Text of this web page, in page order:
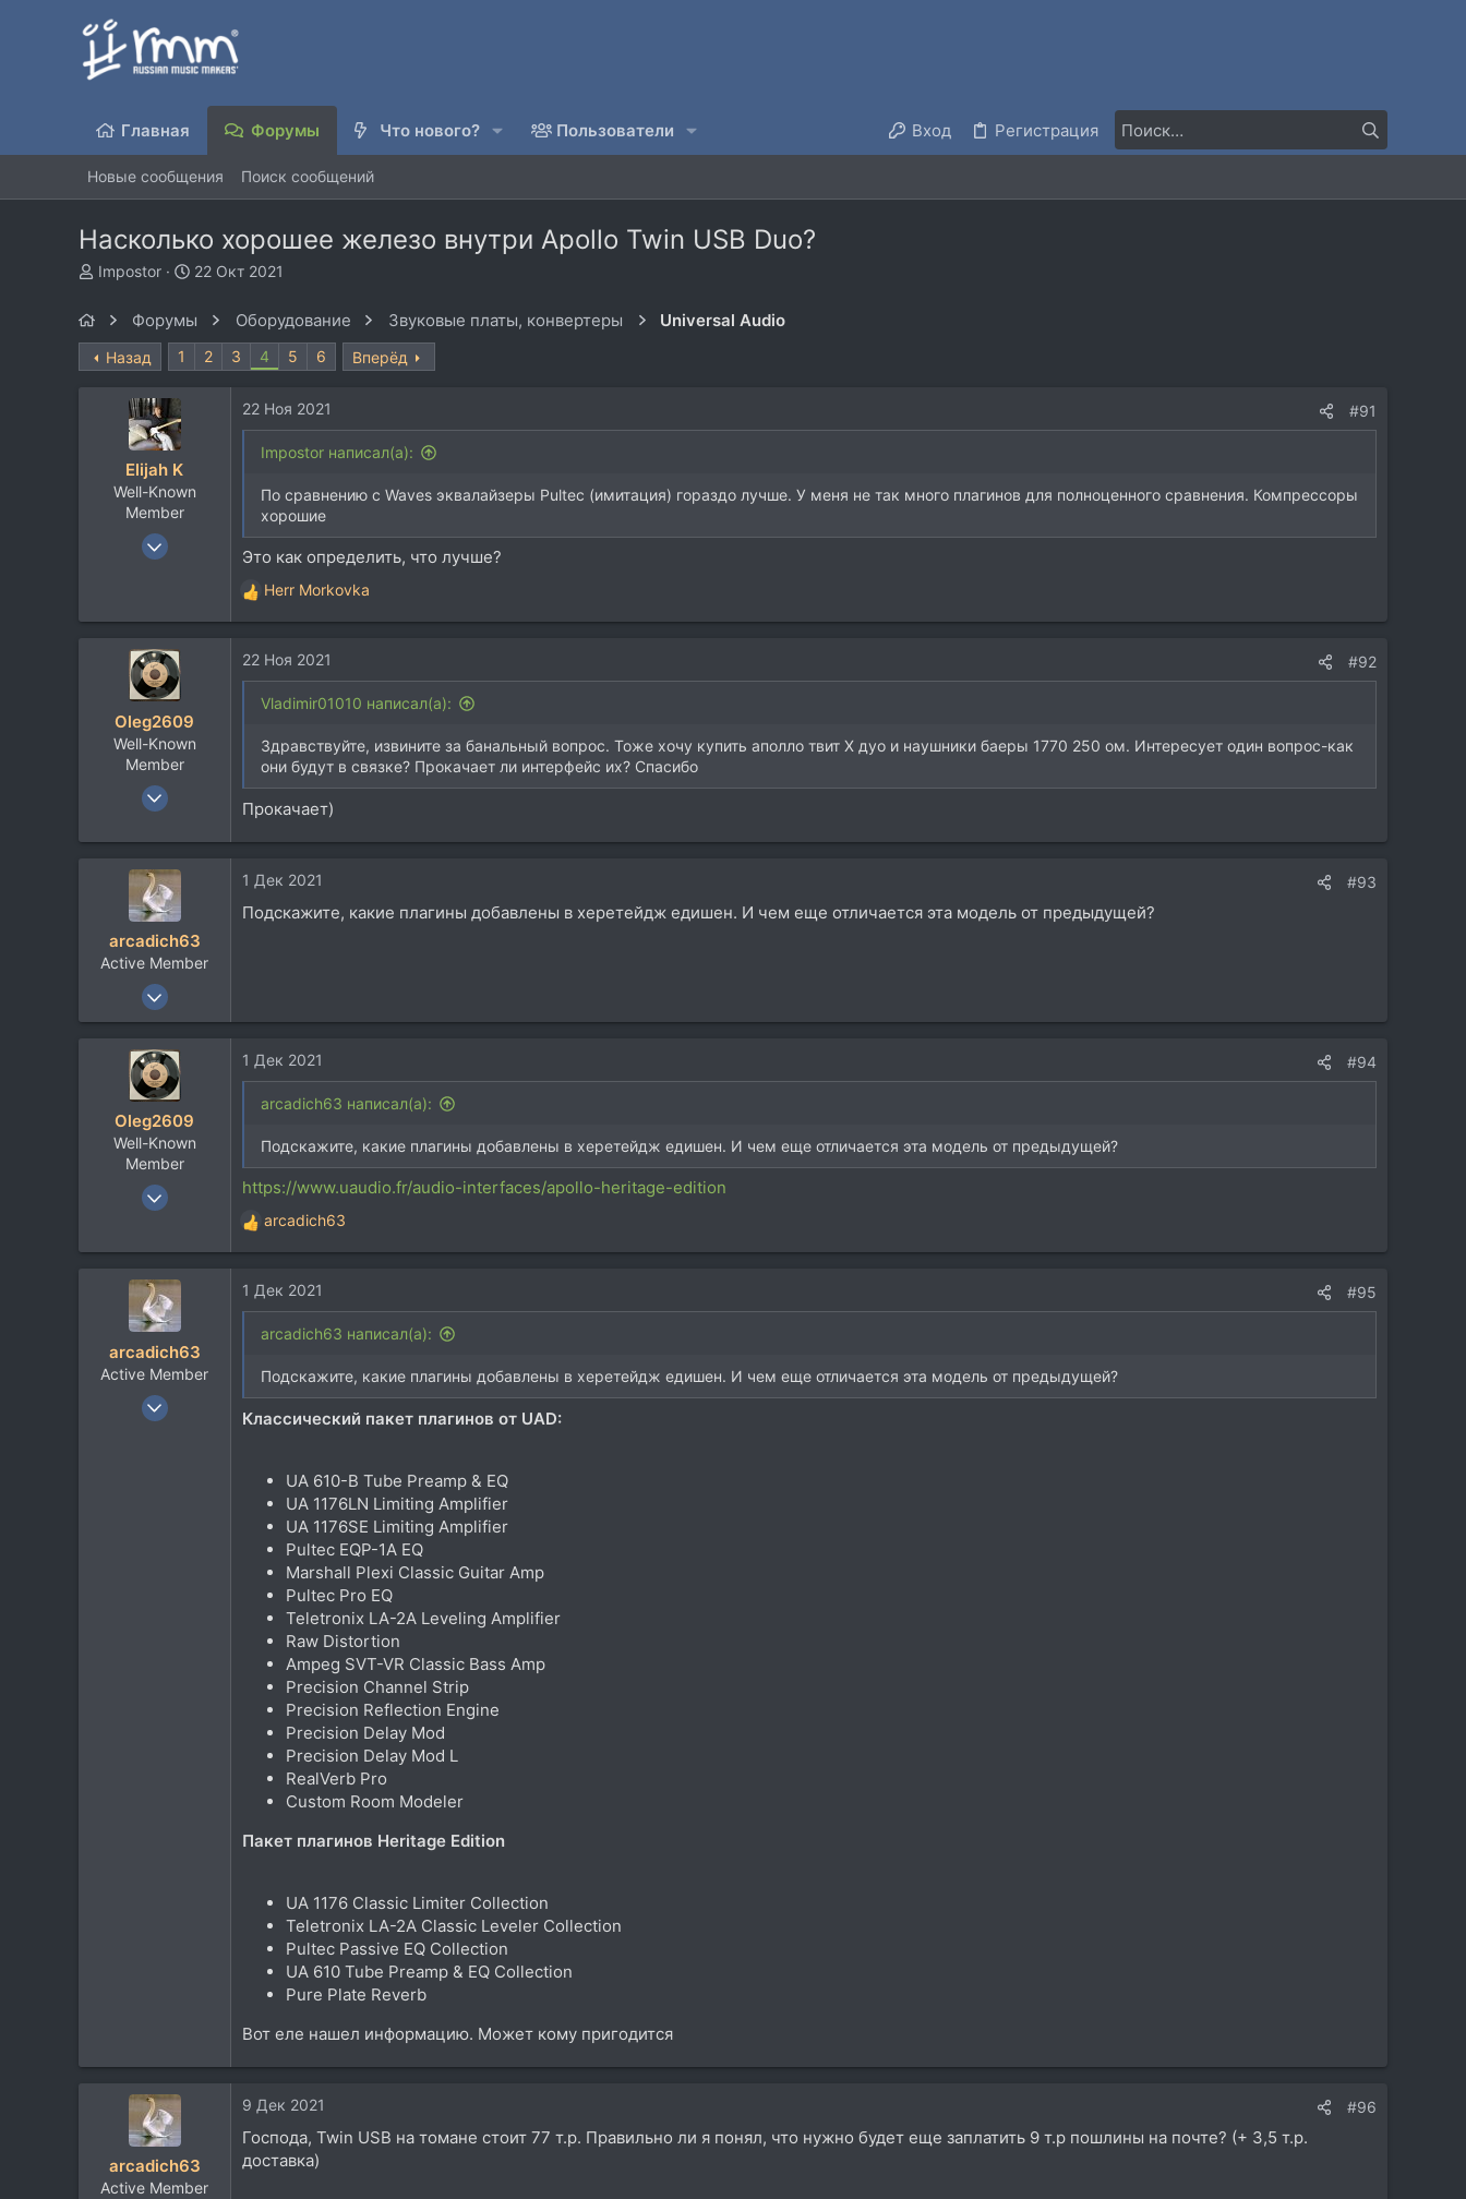
Главная Форумы Что нового? Пользователи Вход Регистрация
Новые сообщения Поиск сообщений
Насколько хорошее железо внутри Apollo Twin USB Duo?
А
р
т
Impostor
Д
а
а
22 Окт 2021
Форумы Оборудование Звуковые платы, конвертеры Universal Audio
Назад 1 2 3 4 5 6 Вперёд
Elijah K
Well-Known
Member
25 Дек 2017
113
Тамбов
22 Ноя 2021 #91
Impostor написал(а):
По сравнению с Waves эквалайзеры Pultec (имитация) гораздо лучше. У меня не так много плагинов для полноценного сравнения. Компрессоры
хорошие
Это как определить, что лучше?
Р
е
к
ц
Herr Morkovka
Oleg2609
Well-Known
Member
12 Мар 2018
1.055
22 Ноя 2021 #92
Vladimir01010 написал(а):
Здравствуйте, извините за банальный вопрос. Тоже хочу купить аполло твит Х дуо и наушники баеры 1770 250 ом. Интересует один вопрос-как
они будут в связке? Прокачает ли интерфейс их? Спасибо
Прокачает)
arcadich63
Active Member
20 Июн 2013
самара
1 Дек 2021 #93
Подскажите, какие плагины добавлены в херетейдж едишен. И чем еще отличается эта модель от предыдущей?
Oleg2609
Well-Known
Member
12 Мар 2018
113
1 Дек 2021 #94
arcadich63 написал(а):
Подскажите, какие плагины добавлены в херетейдж едишен. И чем еще отличается эта модель от предыдущей?
https://www.uaudio.fr/audio-interfaces/apollo-heritage-edition
Р
е
к
ц
arcadich63
arcadich63
Active Member
20 Июн 2013
1 Дек 2021 #95
arcadich63 написал(а):
Подскажите, какие плагины добавлены в херетейдж едишен. И чем еще отличается эта модель от предыдущей?
Классический пакет плагинов от UAD:
UA 610-B Tube Preamp & EQ
UA 1176LN Limiting Amplifier
UA 1176SE Limiting Amplifier
Pultec EQP-1A EQ
Marshall Plexi Classic Guitar Amp
Pultec Pro EQ
Teletronix LA-2A Leveling Amplifier
Raw Distortion
Ampeg SVT-VR Classic Bass Amp
Precision Channel Strip
Precision Reflection Engine
Precision Delay Mod
Precision Delay Mod L
RealVerb Pro
Custom Room Modeler
Пакет плагинов Heritage Edition
UA 1176 Classic Limiter Collection
Teletronix LA-2A Classic Leveler Collection
Pultec Passive EQ Collection
UA 610 Tube Preamp & EQ Collection
Pure Plate Reverb
Вот еле нашел информацию. Может кому пригодится
arcadich63
Active Member
9 Дек 2021 #96
Господа, Twin USB на томане стоит 77 т.р. Правильно ли я понял, что нужно будет еще заплатить 9 т.р пошлины на почте? (+ 3,5 т.р.
доставка)